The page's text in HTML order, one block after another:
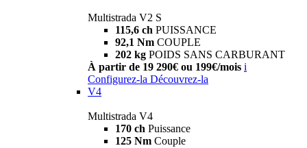
Multistrada V2 S
115,6 ch PUISSANCE
92,1 Nm COUPLE
202 kg POIDS SANS CARBURANT
À partir de 19 290€ ou 199€/mois i
Configurez-la Découvrez-la
V4
Multistrada V4
170 ch Puissance
125 Nm Couple